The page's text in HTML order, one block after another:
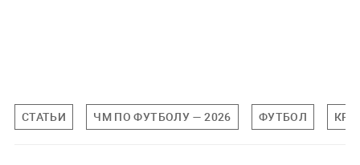
СТАТЬИ ЧМ ПО ФУТБОЛУ — 2026 ФУТБОЛ